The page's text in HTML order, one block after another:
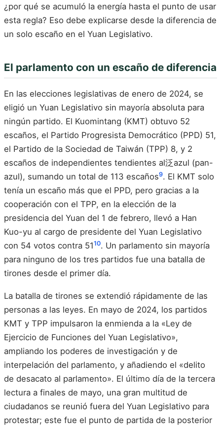
¿por qué se acumuló la energía hasta el punto de usar
esta regla? Eso debe explicarse desde la diferencia de
un solo escaño en el Yuan Legislativo.
El parlamento con un escaño de diferencia
En las elecciones legislativas de enero de 2024, se
eligió un Yuan Legislativo sin mayoría absoluta para
ningún partido. El Kuomintang (KMT) obtuvo 52
escaños, el Partido Progresista Democrático (PPD) 51,
el Partido de la Sociedad de Taiwán (TPP) 8, y 2
escaños de independientes tendientes al泛azul (pan-
azul), sumando un total de 113 escaños9. El KMT solo
tenía un escaño más que el PPD, pero gracias a la
cooperación con el TPP, en la elección de la
presidencia del Yuan del 1 de febrero, llevó a Han
Kuo-yu al cargo de presidente del Yuan Legislativo
con 54 votos contra 5110. Un parlamento sin mayoría
para ninguno de los tres partidos fue una batalla de
tirones desde el primer día.
La batalla de tirones se extendió rápidamente de las
personas a las leyes. En mayo de 2024, los partidos
KMT y TPP impulsaron la enmienda a la «Ley de
Ejercicio de Funciones del Yuan Legislativo»,
ampliando los poderes de investigación y de
interpelación del parlamento, y añadiendo el «delito
de desacato al parlamento». El último día de la tercera
lectura a finales de mayo, una gran multitud de
ciudadanos se reunió fuera del Yuan Legislativo para
protestar; este fue el punto de partida de la posterior